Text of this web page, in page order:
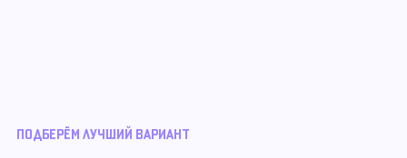
ПОДБЕРЁМ ЛУЧШИЙ ВАРИАНТ